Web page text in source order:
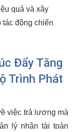
quả và xây
động chiến
Đẩy Tăng
Trình Phát
việc trả lương mà
lý nhân tài toàn